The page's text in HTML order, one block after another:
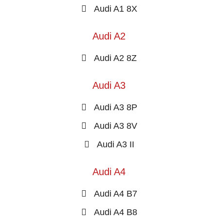
Audi A1 8X
Audi A2
Audi A2 8Z
Audi A3
Audi A3 8P
Audi A3 8V
Audi A3 II
Audi A4
Audi A4 B7
Audi A4 B8